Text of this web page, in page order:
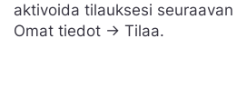
aktivoida tilauksesi
Omat tiedot -> Tilaa.